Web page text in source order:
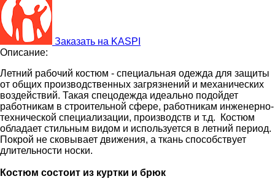
Заказать на KASPI
Описание:
Летний рабочий костюм - специальная одежда для защиты
от общих производственных загрязнений и механических
воздействий. Такая спецодежда идеально подойдет
работникам в строительной сфере, работникам инженерно-
технической специализации, производств и т.д. Костюм
обладает стильным видом и используется в летний период.
Покрой не сковывает движения, а ткань способствует
длительности носки.
Костюм состоит из куртки и брюк